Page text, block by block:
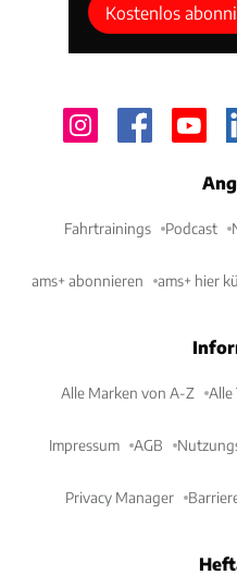
Kostenlos
Fahrtrainings Podcast
ams+ abonnieren ams+ hier
Alle Marken von A-Z Alle
Impressum AGB
Privacy Manager